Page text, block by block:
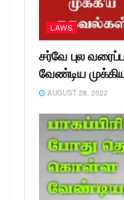
LAWS
சர்வே புல
வேண்டிய
AUGUST 28, 2022